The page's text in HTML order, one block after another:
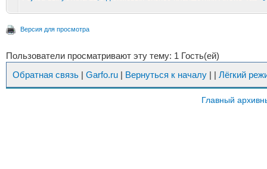
Версия для просмотра
Пользователи просматривают эту тему: 1 Гость(ей)
Обратная связь | Garfo.ru | Вернуться к началу | | Лёгкий
Главный